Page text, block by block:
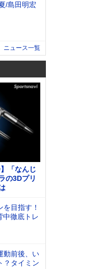
/島田明宏
ニュース一覧
「なんじ
の3Dプリ
目指す！
中徹底トレ
動前後、い
？タイミン